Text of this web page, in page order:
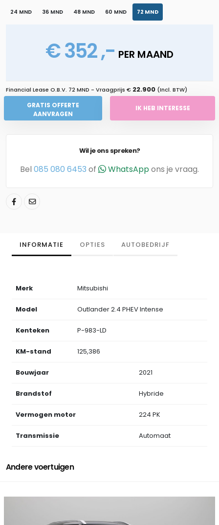
24 MND 36 MND 48 MND 60 MND 72 MND
€ 352 ,- PER MAAND
Financial Lease O.B.V. 72 MND - Vraagprijs € 22.900 (Incl. BTW)
GRATIS OFFERTE
AANVRAGEN
IK HEB INTERESSE
Wil je ons spreken?
Bel 085 080 6453 of WhatsAppons je vraag.
INFORMATIE OPTIES AUTOBEDRIJF
Merk Mitsubishi
Model Outlander 2.4 PHEV Intense
Kenteken P-983-LD
KM-stand 125,386
Bouwjaar 2021
Brandstof Hybride
Vermogen motor 224 PK
Transmissie Automaat
Andere voertuigen